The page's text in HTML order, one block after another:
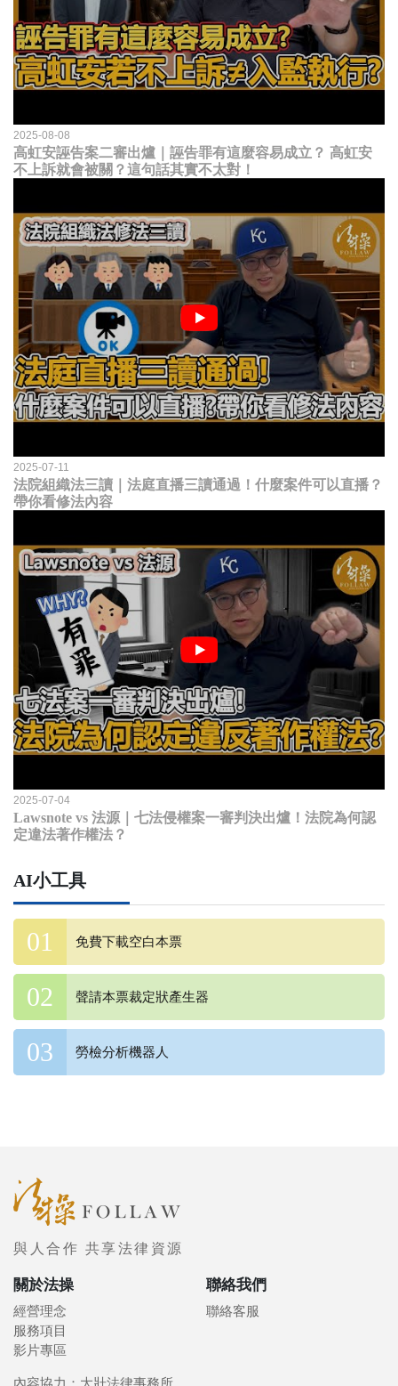
2025-08-08
高虹安誣告案二審出爐｜誣告罪有這麼容易成立？ 高虹安
不上訴就會被關？這句話其實不太對！
2025-07-11
法院組織法三讀｜法庭直播三讀通過！什麼案件可以直播？
帶你看修法內容
2025-07-04
Lawsnote vs 法源｜七法侵權案一審判決出爐！法院為何認
定違法著作權法？
AI小工具
免費下載空白本票
聲請本票裁定狀產生器
勞檢分析機器人
與人合作 共享法律資源
關於法操
經營理念
服務項目
影片專區
聯絡我們
聯絡客服